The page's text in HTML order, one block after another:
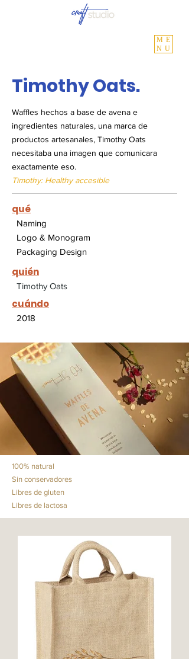
ME
NU
Timothy Oats.
Waffles hechos a base de avena e
ingredientes naturales, una marca de
productos artesanales, Timothy Oats
necesitaba una imagen que comunicara
exactamente eso.
Timothy: Healthy accesible
qué
Naming
Logo & Monogram
Packaging Design
quién
Timothy Oats
cuándo
2018
100% natural
Sin conservadores
Libres de gluten
Libres de lactosa